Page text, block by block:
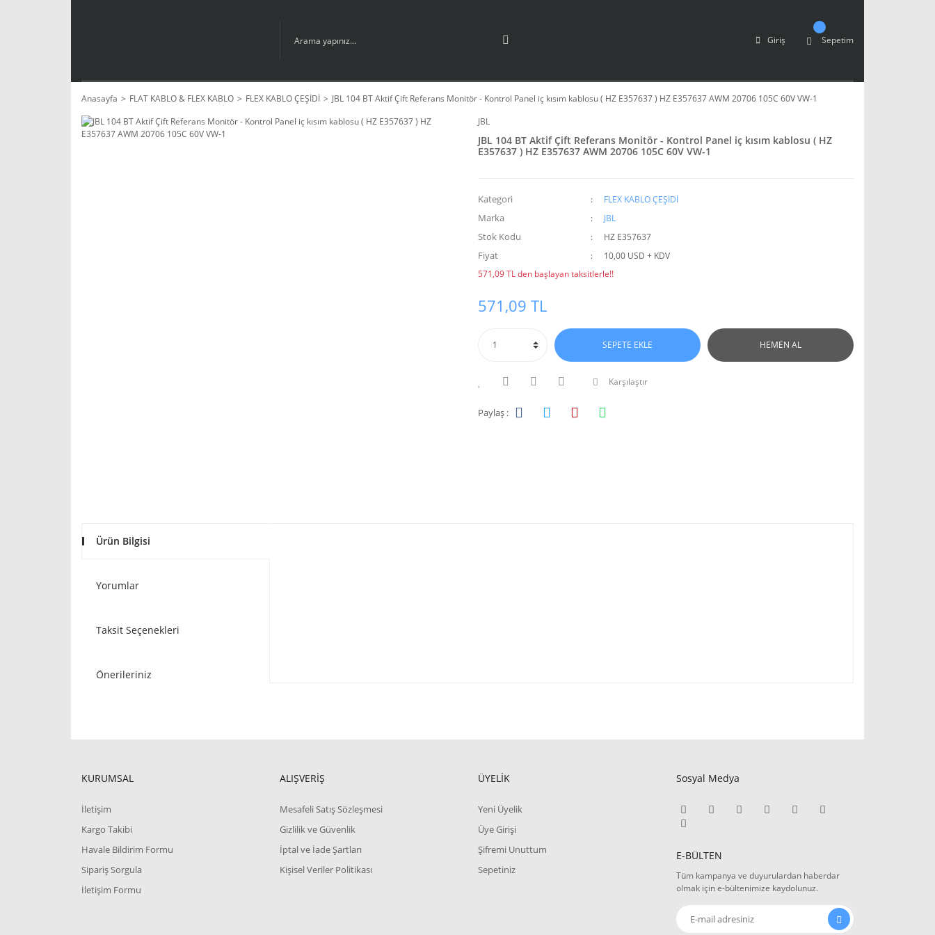
Giriş Sepetim
Anasayfa FLAT KABLO & FLEX KABLO FLEX KABLO ÇEŞİDİ
JBL 104 BT Aktif Çift Referans Monitör - Kontrol Panel iç kısım kablosu ( HZ E357637 ) HZ E357637 AWM 20706 105C 60V VW-1
JBL
JBL 104 BT Aktif Çift Referans Monitör - Kontrol Panel iç kısım kablosu ( HZ
E357637 ) HZ E357637 AWM 20706 105C 60V VW-1
Kategori FLEX KABLO ÇEŞİDİ
Marka JBL
Stok Kodu HZ E357637
Fiyat
10,00 USD + KDV
571,09 TL den başlayan taksitlerle!!
571,09 TL
SEPETE EKLE HEMEN AL
Karşılaştır
Paylaş :
Ürün Bilgisi
Yorumlar
Taksit Seçenekleri
Önerileriniz
KURUMSAL
İletişim
Kargo Takibi
Havale Bildirim Formu
Sipariş Sorgula
İletişim Formu
ALIŞVERİŞ
Mesafeli Satış Sözleşmesi
Gizlilik ve Güvenlik
İptal ve İade Şartları
Kişisel Veriler Politikası
ÜYELİK
Yeni Üyelik
Üye Girişi
Şifremi Unuttum
Sepetiniz
Sosyal Medya
E-BÜLTEN
Tüm kampanya ve duyurulardan haberdar
olmak için e-bültenimize kaydolunuz.